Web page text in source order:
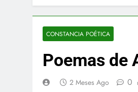
CONSTANCIA POÉTICA
Poemas de
2 Meses Ago 0